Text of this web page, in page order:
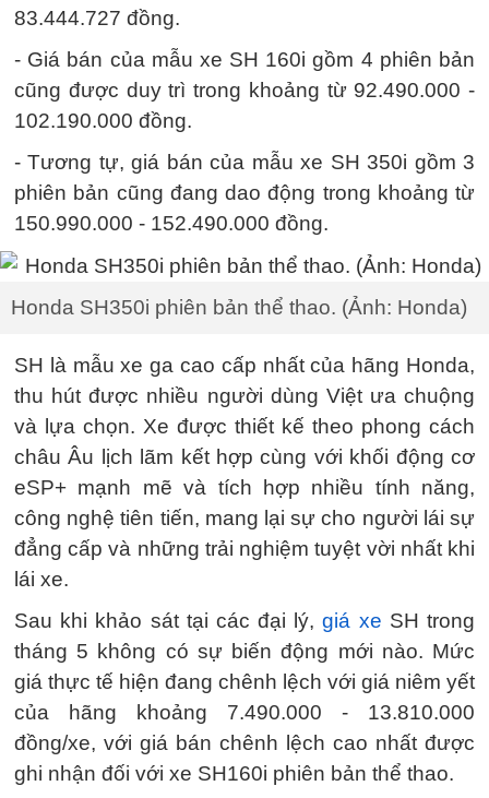
83.444.727 đồng.
- Giá bán của mẫu xe SH 160i gồm 4 phiên bản
cũng được duy trì trong khoảng từ 92.490.000 -
102.190.000 đồng.
- Tương tự, giá bán của mẫu xe SH 350i gồm 3
phiên bản cũng đang dao động trong khoảng từ
150.990.000 - 152.490.000 đồng.
Honda SH350i phiên bản thể thao. (Ảnh: Honda)
SH là mẫu xe ga cao cấp nhất của hãng Honda,
thu hút được nhiều người dùng Việt ưa chuộng
và lựa chọn. Xe được thiết kế theo phong cách
châu Âu lịch lãm kết hợp cùng với khối động cơ
eSP+ mạnh mẽ và tích hợp nhiều tính năng,
công nghệ tiên tiến, mang lại sự cho người lái sự
đẳng cấp và những trải nghiệm tuyệt vời nhất khi
lái xe.
Sau khi khảo sát tại các đại lý,giá xe SH trong
tháng 5 không có sự biến động mới nào. Mức
giá thực tế hiện đang chênh lệch với giá niêm yết
của hãng khoảng 7.490.000 - 13.810.000
đồng/xe, với giá bán chênh lệch cao nhất được
ghi nhận đối với xe SH160i phiên bản thể thao.